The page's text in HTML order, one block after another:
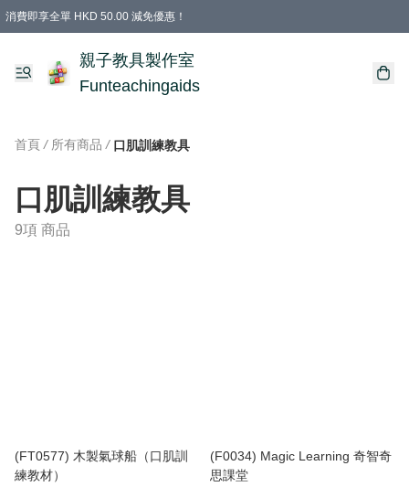
消費即享全單 HKD 50.00 減免優惠！
購物滿 HKD 699.00即享免運費優惠！（適用於 特定的送貨方式 )
凡購物滿HKD 699.00，即享免費禮品
親子教具製作室
Funteachingaids
首頁 / 所有商品 / 口肌訓練教具
口肌訓練教具
9項 商品
(FT0577) 木製氣球船（口肌訓
練教材）
(F0034) Magic Learning 奇智奇
思課堂